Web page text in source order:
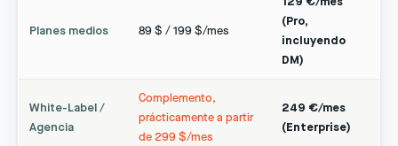
Planes medios 89 $ / 199 $/mes
(Pro,
incluyendo
DM)
White-Label /
Agencia
Complemento,
prácticamente a partir
de 299 $/mes
249 €/mes
(Enterprise)